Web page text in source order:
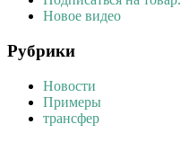
Новое видео
Рубрики
Новости
Примеры
трансфер